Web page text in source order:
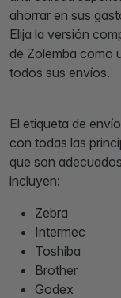
ahorrar en sus
Elija la versión
de Zolemba como
todos sus envíos.
El etiqueta de
con todas las
que son
incluyen:
Zebra
Intermec
Toshiba
Brother
Godex